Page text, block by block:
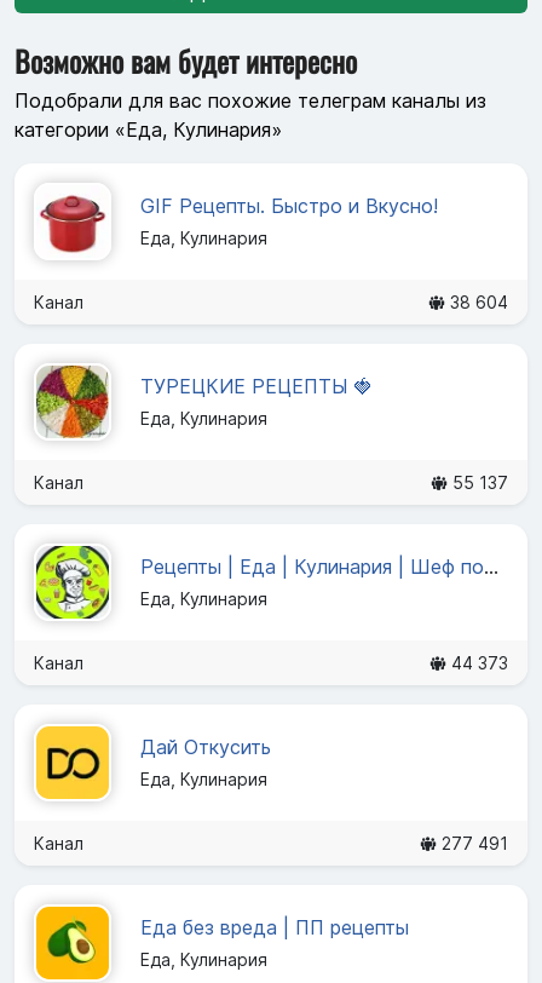
Возможно вам будет интересно
Подобрали для вас похожие телеграм каналы из
категории «Еда, Кулинария»
GIF Рецепты. Быстро и Вкусно!
Еда, Кулинария
Канал 38 604
ТУРЕЦКИЕ РЕЦЕПТЫ 🍓
Еда, Кулинария
Канал 55 137
Рецепты | Еда | Кулинария | Шеф повар
Еда, Кулинария
Канал 44 373
Дай Откусить
Еда, Кулинария
Канал 277 491
Еда без вреда | ПП рецепты
Еда, Кулинария